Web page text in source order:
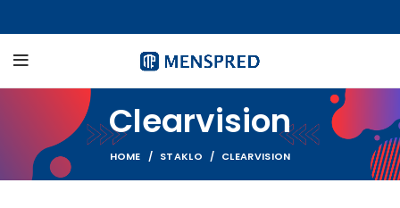
Clearvision
HOME STAKLO CLEARVISION